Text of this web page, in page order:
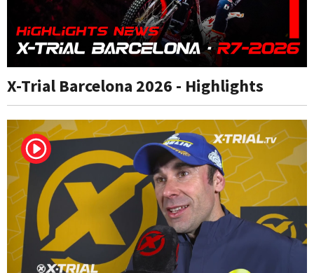
X-Trial Barcelona 2026 - Highlights